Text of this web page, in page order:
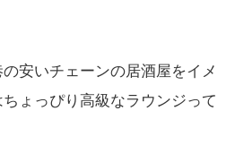
安いチェーンの居酒屋をイメ
ょっぴり高級なラウンジって